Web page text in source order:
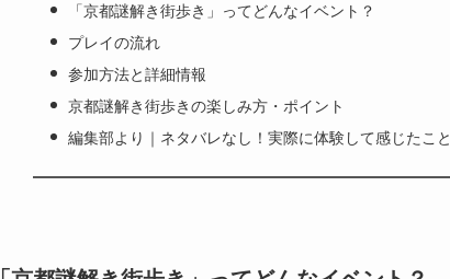
「京都謎解き街歩き」ってどんなイベント？
プレイの流れ
参加方法と詳細情報
京都謎解き街歩きの楽しみ方・ポイント
編集部より｜ネタバレなし！実際に体験して感じたこと